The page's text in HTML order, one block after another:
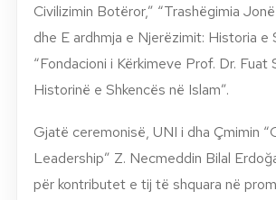
Civilizimin Botëror,” “Trashëgimia
dhe E ardhmja e Njerëzimit: Historia e
“Fondacioni i Kërkimeve Prof. Dr. Fuat
Historinë e Shkencës në Islam”.
Gjatë ceremonisë, UNI i dha Çmimin
Leadership” Z. Necmeddin Bilal
për kontributet e tij të shquara në